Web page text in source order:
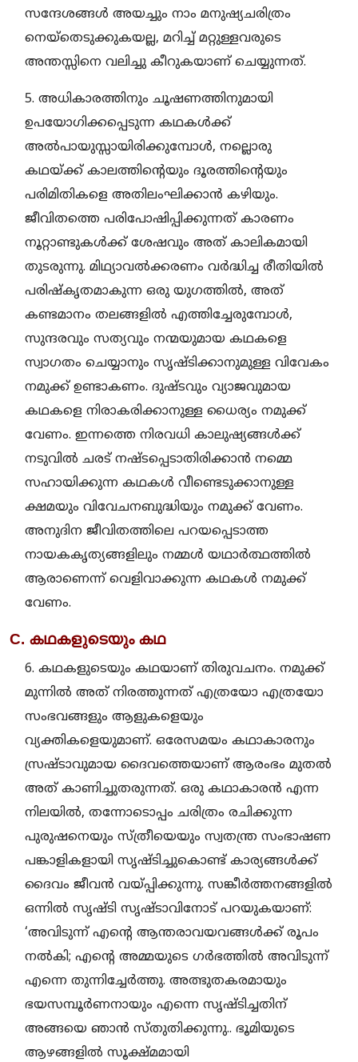
സന്ദേശങ്ങള്‍ അയച്ചും നാം മനുഷ്യചരിത്രം
നെയ്തെടുക്കുകയല്ല, മറിച്ച് മറ്റുള്ളവരുടെ
അന്തസ്സിനെ വലിച്ചു കീറുകയാണ് ചെയ്യുന്നത്.
5. അധികാരത്തിനും ചൂഷണത്തിനുമായി
ഉപയോഗിക്കപ്പെടുന്ന കഥകള്‍ക്ക്
അല്‍പായുസ്സായിരിക്കുമ്പോള്‍, നല്ലൊരു
കഥയ്ക്ക് കാലത്തിന്റെയും ദൂരത്തിന്റെയും
പരിമിതികളെ അതിലംഘിക്കാന്‍ കഴിയും.
ജീവിതത്തെ പരിപോഷിപ്പിക്കുന്നത് കാരണം
നൂറ്റാണ്ടുകള്‍ക്ക് ശേഷവും അത് കാലികമായി
തുടരുന്നു. മിഥ്യാവല്‍ക്കരണം വര്‍ദ്ധിച്ച രീതിയില്‍
പരിഷ്‌കൃതമാകുന്ന ഒരു യുഗത്തില്‍, അത്
കണ്ടമാനം തലങ്ങളില്‍ എത്തിച്ചേരുമ്പോള്‍,
സുന്ദരവും സത്യവും നന്മയുമായ കഥകളെ
സ്വാഗതം ചെയ്യാനും സൃഷ്ടിക്കാനുമുള്ള വിവേകം
നമുക്ക് ഉണ്ടാകണം. ദുഷ്ടവും വ്യാജവുമായ
കഥകളെ നിരാകരിക്കാനുള്ള ധൈര്യം നമുക്ക്
വേണം. ഇന്നത്തെ നിരവധി കാലുഷ്യങ്ങള്‍ക്ക്
നടുവില്‍ ചരട് നഷ്ടപ്പെടാതിരിക്കാന്‍ നമ്മെ
സഹായിക്കുന്ന കഥകള്‍ വീണ്ടെടുക്കാനുള്ള
ക്ഷമയും വിവേചനബുദ്ധിയും നമുക്ക് വേണം.
അനുദിന ജീവിതത്തിലെ പറയപ്പെടാത്ത
നായകകൃത്യങ്ങളിലും നമ്മള്‍ യഥാര്‍ത്ഥത്തില്‍
ആരാണെന്ന് വെളിവാക്കുന്ന കഥകള്‍ നമുക്ക്
വേണം.
C. കഥകളുടെയും കഥ
6. കഥകളുടെയും കഥയാണ് തിരുവചനം. നമുക്ക്
മുന്നില്‍ അത് നിരത്തുന്നത് എത്രയോ എത്രയോ
സംഭവങ്ങളും ആളുകളെയും
വ്യക്തികളെയുമാണ്. ഒരേസമയം കഥാകാരനും
സ്രഷ്ടാവുമായ ദൈവത്തെയാണ് ആരംഭം മുതല്‍
അത് കാണിച്ചുതരുന്നത്. ഒരു കഥാകാരന്‍ എന്ന
നിലയില്‍, തന്നോടൊപ്പം ചരിത്രം രചിക്കുന്ന
പുരുഷനെയും സ്ത്രീയെയും സ്വതന്ത്ര സംഭാഷണ
പങ്കാളികളായി സൃഷ്ടിച്ചുകൊണ്ട് കാര്യങ്ങള്‍ക്ക്
ദൈവം ജീവന്‍ വയ്പ്പിക്കുന്നു. സങ്കീര്‍ത്തനങ്ങളില്‍
ഒന്നില്‍ സൃഷ്ടി സൃഷ്ടാവിനോട് പറയുകയാണ്:
‘അവിടുന്ന് എന്റെ ആന്തരാവയവങ്ങള്‍ക്ക് രൂപം
നല്‍കി; എന്റെ അമ്മയുടെ ഗര്‍ഭത്തില്‍ അവിടുന്ന്
എന്നെ തുന്നിച്ചേര്‍ത്തു. അത്ഭുതകരമായും
ഭയസമ്പൂര്‍ണനായും എന്നെ സൃഷ്ടിച്ചതിന്
അങ്ങയെ ഞാന്‍ സ്തുതിക്കുന്നു.. ഭൂമിയുടെ
ആഴങ്ങളില്‍ സൂക്ഷ്മമായി